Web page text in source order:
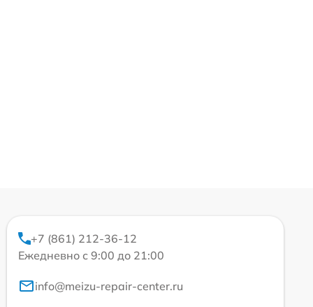
+7 (861) 212-36-12
Ежедневно с 9:00 до 21:00
info@meizu-repair-center.ru